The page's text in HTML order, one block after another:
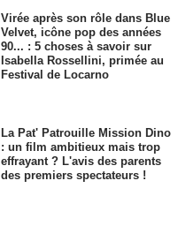
Virée après son rôle dans Blue
Velvet, icône pop des années
90... : 5 choses à savoir sur
Isabella Rossellini, primée au
Festival de Locarno
La Pat' Patrouille Mission Dino
: un film ambitieux mais trop
effrayant ? L'avis des parents
des premiers spectateurs !